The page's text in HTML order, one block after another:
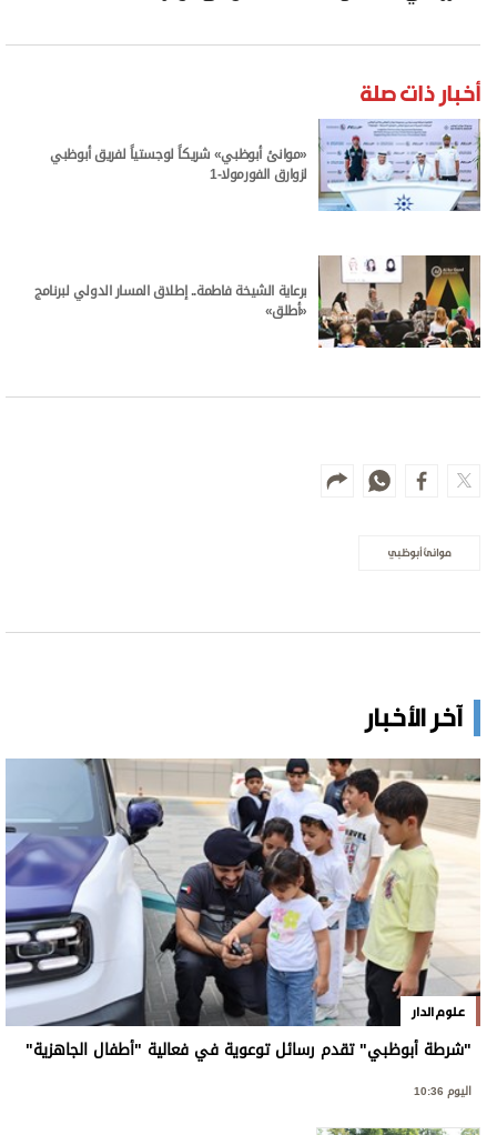
أخبار ذات صلة
«موانئ أبوظبي» شريكاً لوجستياً لفريق أبوظبي
لزوارق الفورمولا-1
برعاية الشيخة فاطمة.. إطلاق المسار الدولي لبرنامج
«أطلق»
موانئ أبوظبي
آخر الأخبار
علوم الدار
"شرطة أبوظبي" تقدم رسائل توعوية في فعالية "أطفال الجاهزية"
اليوم 10:36